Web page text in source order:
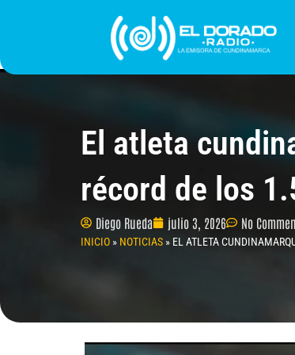
El atleta
récord de los
Diego Rueda julio 3, 2026 No
INICIO » NOTICIAS » EL ATLETA